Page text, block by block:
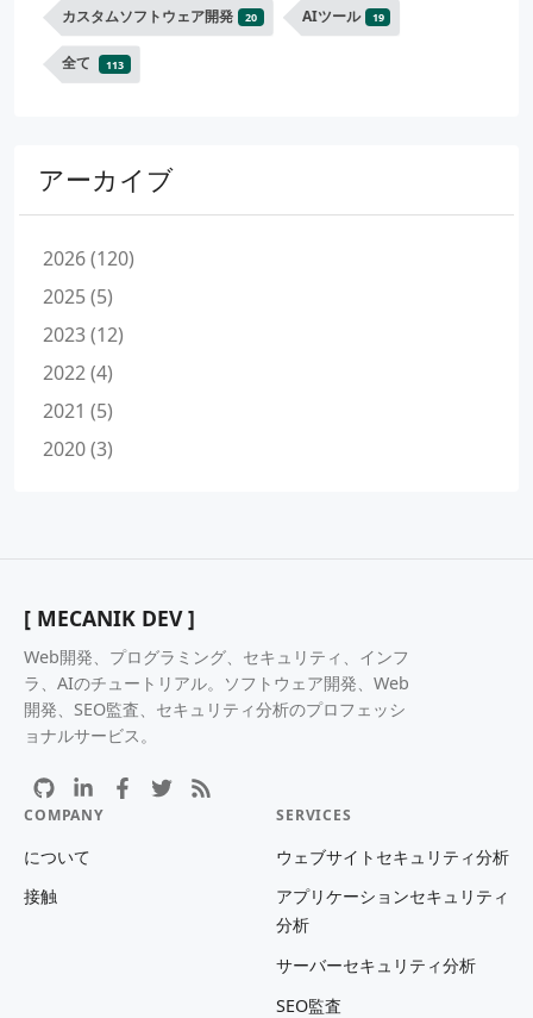
カスタムソフトウェア開発 20 AIツール 19
全て 113
アーカイブ
2026 (120)
2025 (5)
2023 (12)
2022 (4)
2021 (5)
2020 (3)
[ MECANIK DEV ]
Web開発、プログラミング、セキュリティ、インフ
ラ、AIのチュートリアル。ソフトウェア開発、Web
開発、SEO監査、セキュリティ分析のプロフェッシ
ョナルサービス。
COMPANY
について
接触
SERVICES
ウェブサイトセキュリティ分析
アプリケーションセキュリティ
分析
サーバーセキュリティ分析
SEO監査